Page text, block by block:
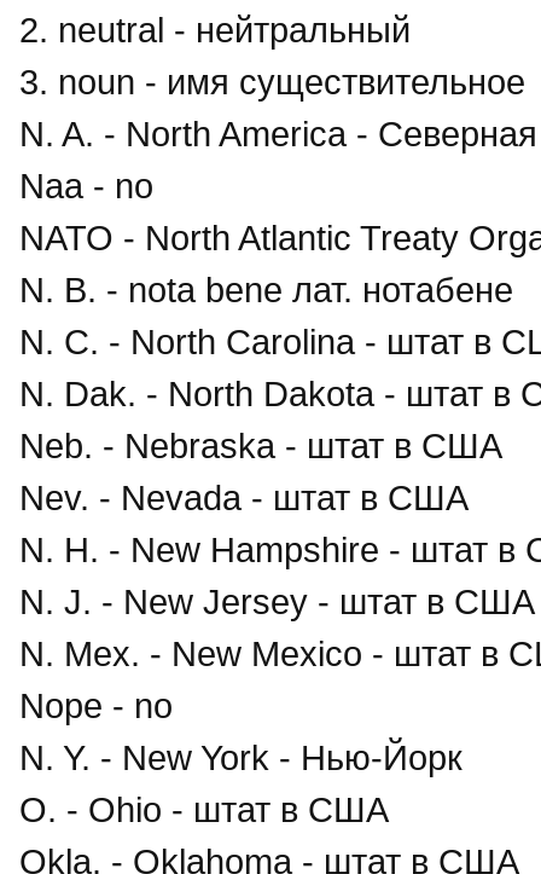
2. neutral - нейтральный
3. noun - имя существительное
N. A. - North America -
Naa - no
NATO - North Atlantic Treaty
N. B. - nota bene лат. нотабене
N. C. - North Carolina - штат в
N. Dak. - North Dakota - штат в
Neb. - Nebraska - штат в США
Nev. - Nevada - штат в США
N. H. - New Hampshire - штат
N. J. - New Jersey - штат в США
N. Mex. - New Mexico - штат в
Nope - no
N. Y. - New York - Нью-Йорк
O. - Ohio - штат в США
Okla. - Oklahoma - штат в США